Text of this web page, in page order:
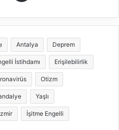
Antalya Deprem
İstihdamı Erişilebilirlik
Otizm
Yaşlı
İşitme Engelli